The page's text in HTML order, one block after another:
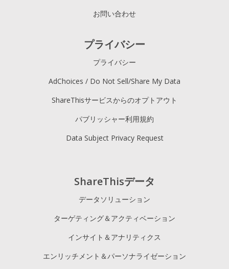
ShareThisデータ
データソリューション
ターゲティング＆アクティベーション
インサイト＆アナリティクス
エンリッチメント＆パーソナライゼーション
お問い合わせ
プライバシー
プライバシー
AdChoices / Do Not Sell/Share My Data
ShareThisサービスからのオプトアウト
パブリッシャー利用規約
Data Subject Privacy Request